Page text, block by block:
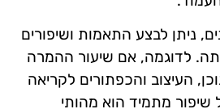
ניתן לבצע התאמות ושיפורים
לדוגמה, אם שיעור ההמרה
העיצוב והכפתורים לקריאה
מתמיד הוא מהותי